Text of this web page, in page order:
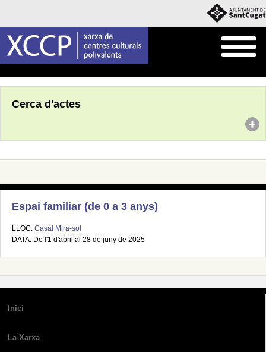
Cerca d'actes
Espai familiar (de 0 a 3 anys)
LLOC: Casal Mira-sol
DATA: De l'1 d'abril al 28 de juny de 2025
Inici
La Xarxa